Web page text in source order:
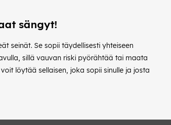
sängyt!
seinät. Se sopii täydellisesti yhteiseen
sillä vauvan riski pyörähtää tai maata
löytää sellaisen, joka sopii sinulle ja josta